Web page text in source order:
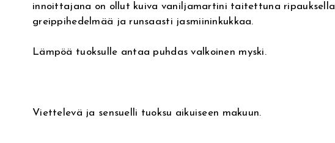
innoittajana on ollut kuiva vaniljamartini taitettuna ripauksella
greippihedelmää ja runsaasti jasmiininkukkaa.
Lämpöä tuoksulle antaa puhdas valkoinen myski.
Viettelevä ja sensuelli tuoksu aikuiseen makuun.